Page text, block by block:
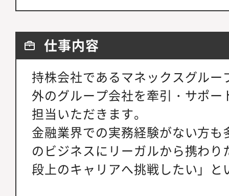
仕事内容
持株会社であるマネックスグル
外のグループ会社を牽引・サポ
担当いただきます。
金融業界での実務経験がない方
のビジネスにリーガルから携わ
段上のキャリアへ挑戦したい」